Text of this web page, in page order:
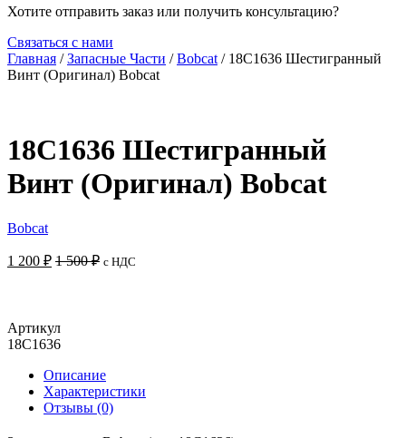
Хотите отправить заказ или получить консультацию?
Связаться с нами
Главная /Запасные Части /Bobcat / 18C1636 Шестигранный
Винт (Оригинал) Bobcat
18C1636 Шестигранный
Винт (Оригинал) Bobcat
Bobcat
1 200 ₽ 1 500₽ с НДС
Артикул
18C1636
Описание
Характеристики
Отзывы (0)